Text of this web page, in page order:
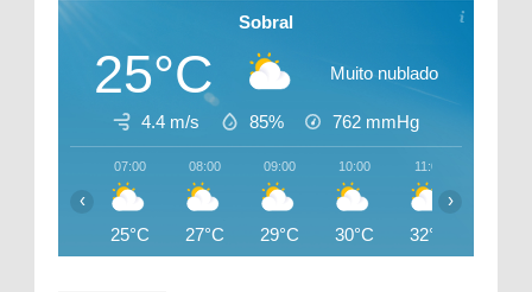
Sobral
25°C Muito nublado
4.4 m/s 85% 762 mmHg
07:00
25°C
08:00
27°C
09:00
29°C
10:00
30°C
11:00
32°C
‹ ›